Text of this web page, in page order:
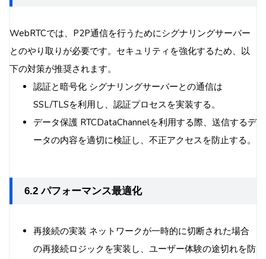
WebRTCでは、P2P通信を行うためにシグナリングサーバー
とのやり取りが必要です。セキュリティを強化するため、以
下の対策が推奨されます。
認証と暗号化 シグナリングサーバーとの通信は
SSL/TLSを利用し、認証プロセスを実装する。
データ保護 RTCDataChannelを利用する際、送信するデ
ータの内容を適切に検証し、不正アクセスを防止する。
6.2 パフォーマンス最適化
再接続の実装 ネットワークが一時的に切断された場合
の再接続ロジックを実装し、ユーザー体験の途切れを防